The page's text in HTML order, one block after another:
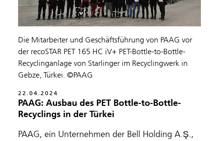
Die Mitarbeiter und Geschäftsführung von PAAG vor
der recoSTAR PET 165 HC iV+ PET-Bottle-to-Bottle-
Recyclinganlage von Starlinger im Recyclingwerk in
Gebze, Türkei. ©PAAG
22.04.2024
PAAG: Ausbau des PET Bottle-to-Bottle-
Recyclings in der Türkei
PAAG, ein Unternehmen der Bell Holding A.Ş.,